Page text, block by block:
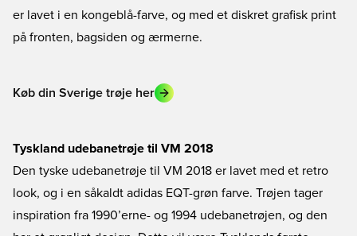
er lavet i en kongeblå-farve, og med et diskret grafisk print
på fronten, bagsiden og ærmerne.
Køb din Sverige trøje her
Tyskland udebanetrøje til VM 2018
Den tyske udebanetrøje til VM 2018 er lavet med et retro
look, og i en såkaldt adidas EQT-grøn farve. Trøjen tager
inspiration fra 1990’erne- og 1994 udebanetrøjen, og den